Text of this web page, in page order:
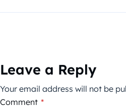
Leave a Reply
Your email address will not be
Comment *